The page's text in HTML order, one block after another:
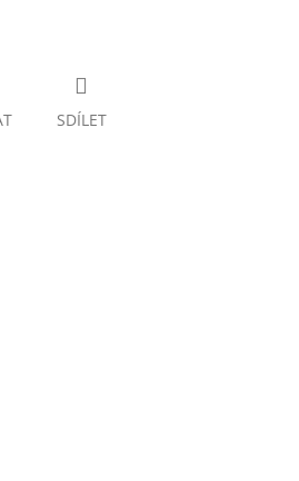
SDÍLET